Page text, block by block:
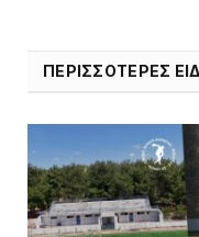
ΠΕΡΙΣΣΟΤΕΡΕΣ